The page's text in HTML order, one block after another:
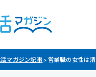
マガジン記事 > 営業職の女性は